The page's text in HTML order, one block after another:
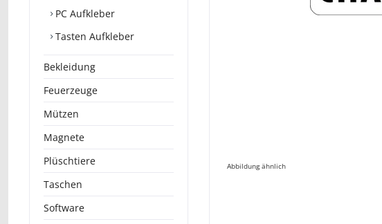
PC Aufkleber
Tasten Aufkleber
Bekleidung
Feuerzeuge
Mützen
Magnete
Plüschtiere
Taschen
Software
Abbildung ähnlich